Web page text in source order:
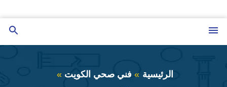
إلى
المحتوى
الرئيسية
فني صحي الكويت